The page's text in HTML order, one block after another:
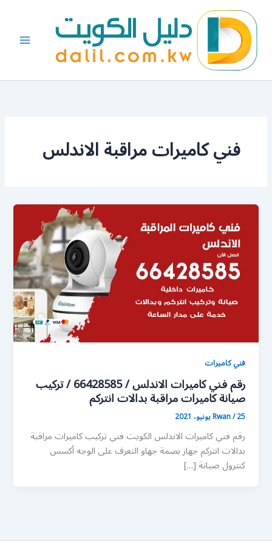
المحتوى
فني كاميرات مراقبة الاندلس
فني كاميرات
رقم فني كاميرات الاندلس / 66428585 / تركيب
صيانة كاميرات مراقبة بدالات انتركم
Rwan/25 يونيو، 2021
رقم فني كاميرات الاندلس الكويت فني تركيب كاميرات مراقبة
بدالات انتركم جهاز بصمة جهاو التعرف على الوجه أكسس
كنترول صيانة […]